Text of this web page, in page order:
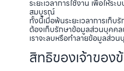
ระยะเวลาการใช้งาน เพื่อให้ระ
สมบูรณ์
ทั้งนี้เมื่อพ้นระยะเวลาการเก็บรั
ต้องเก็บรักษาข้อมูลส่วนบุคค
เราจะลบหรือทำลายข้อมูลส่ว
สิทธิของเจ้าของ